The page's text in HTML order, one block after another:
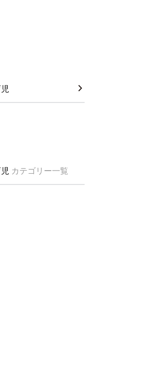
カテゴリー一覧